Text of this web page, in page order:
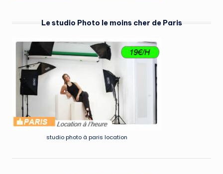
Le studio Photo le moins cher de Paris
studio photo à paris location